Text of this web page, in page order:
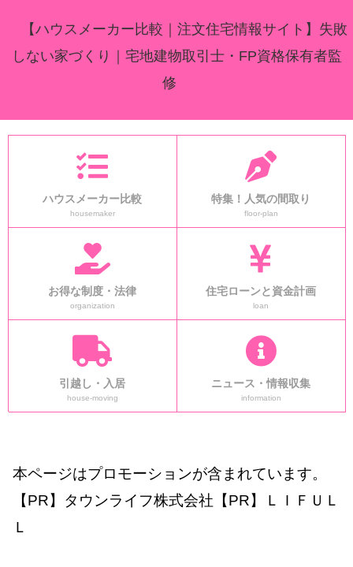
【ハウスメーカー比較｜注文住宅情報サイト】失敗
しない家づくり｜宅地建物取引士・FP資格保有者監
修
ハウスメーカー比較
housemaker
特集！人気の間取り
floor-plan
お得な制度・法律
organization
住宅ローンと資金計画
loan
引越し・入居
house-moving
ニュース・情報収集
information
本ページはプロモーションが含まれています。
【PR】タウンライフ株式会社【PR】ＬＩＦＵＬ
Ｌ